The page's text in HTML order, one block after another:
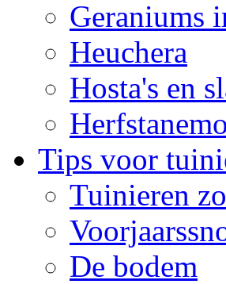
Geraniums
Heuchera
Hosta's en
Tips voor
Tuinieren
De bodem